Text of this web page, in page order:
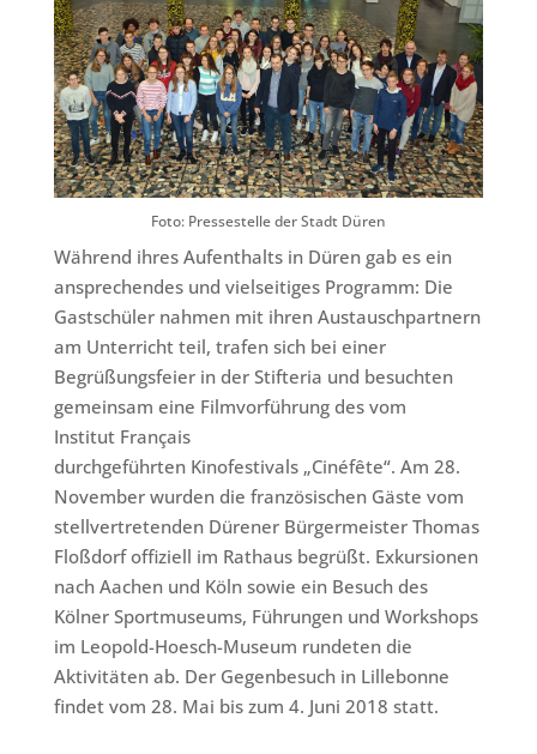
Foto: Pressestelle der Stadt Düren
Während ihres Aufenthalts in Düren gab es ein
ansprechendes und vielseitiges Programm: Die
Gastschüler nahmen mit ihren Austauschpartnern
am Unterricht teil, trafen sich bei einer
Begrüßungsfeier in der Stifteria und besuchten
gemeinsam eine Filmvorführung des vom
Institut Français
durchgeführten Kinofestivals „Cinéfête“. Am 28.
November wurden die französischen Gäste vom
stellvertretenden Dürener Bürgermeister Thomas
Floßdorf offiziell im Rathaus begrüßt. Exkursionen
nach Aachen und Köln sowie ein Besuch des
Kölner Sportmuseums, Führungen und Workshops
im Leopold-Hoesch-Museum rundeten die
Aktivitäten ab. Der Gegenbesuch in Lillebonne
findet vom 28. Mai bis zum 4. Juni 2018 statt.